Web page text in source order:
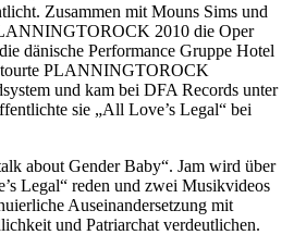
Zusammen mit Mouns Sims und
2010 die Oper
dänische Performance Gruppe Hotel
tourte PLANNINGTOROCK
und kam bei DFA Records unter
sie „All Love’s Legal“ bei
about Gender Baby“. Jam wird über
Legal“ reden und zwei Musikvideos
Auseinandersetzung mit
und Patriarchat verdeutlichen.